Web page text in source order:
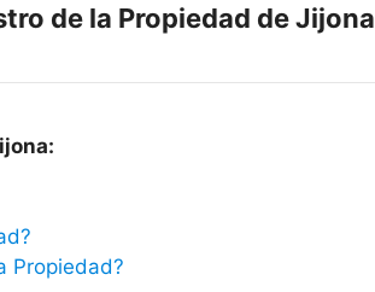
de la Propiedad de Jijona
Propiedad?